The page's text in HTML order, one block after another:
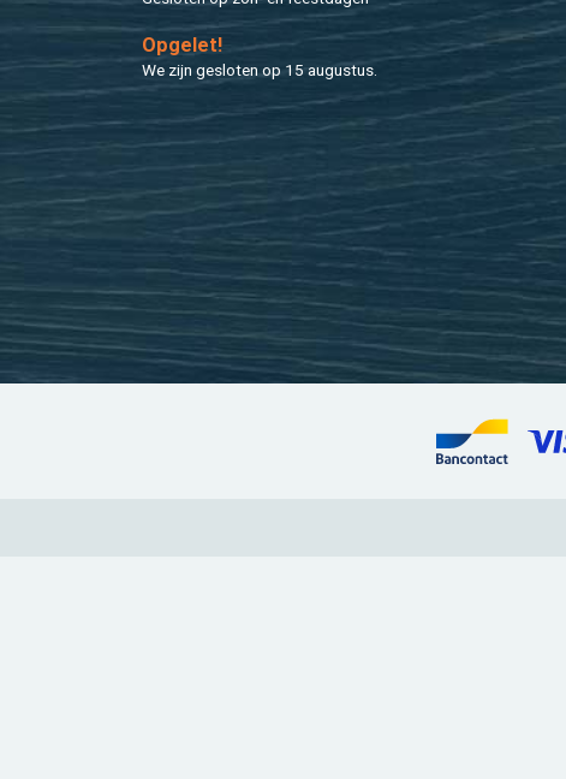
Op­ge­let!
We zijn ge­slo­ten op 15 au­gus­tus.